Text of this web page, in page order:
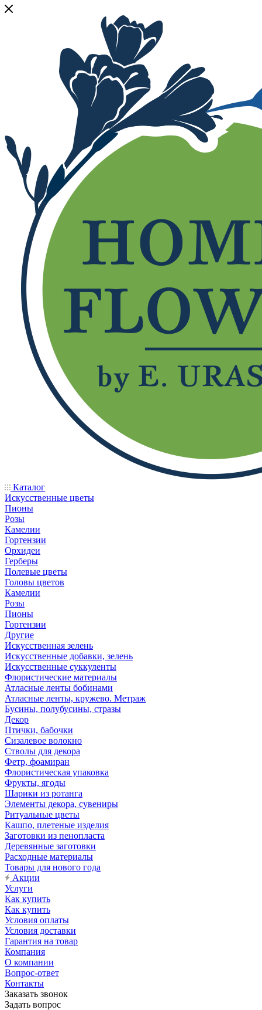
Каталог
Искусственные цветы
Пионы
Розы
Камелии
Гортензии
Орхидеи
Герберы
Полевые цветы
Головы цветов
Камелии
Розы
Пионы
Гортензии
Другие
Искусственная зелень
Искусственные добавки, зелень
Искусственные суккуленты
Флористические материалы
Атласные ленты бобинами
Атласные ленты, кружево. Метраж
Бусины, полубусины, стразы
Декор
Птички, бабочки
Сизалевое волокно
Стволы для декора
Фетр, фоамиран
Флористическая упаковка
Фрукты, ягоды
Шарики из ротанга
Элементы декора, сувениры
Ритуальные цветы
Кашпо, плетеные изделия
Заготовки из пенопласта
Деревянные заготовки
Расходные материалы
Товары для нового года
Акции
Услуги
Как купить
Как купить
Условия оплаты
Условия доставки
Гарантия на товар
Компания
О компании
Вопрос-ответ
Контакты
Заказать звонок
Задать вопрос